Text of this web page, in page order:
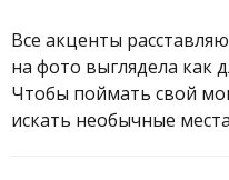
Все акценты
на фото выглядела как
Чтобы поймать свой
искать необычные